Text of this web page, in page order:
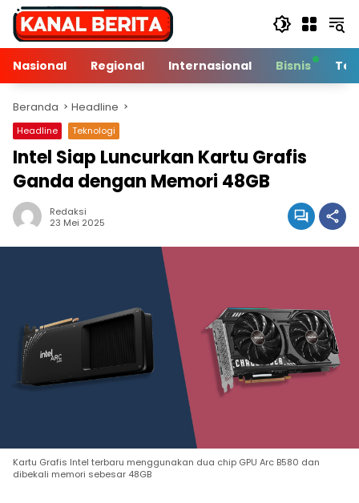
Langsung
konten
Nasional
Regional Internasional Bisnis
Beranda Headline
Headline Teknologi
Intel Siap Luncurkan Kartu Grafis
Ganda dengan Memori 48GB
Redaksi
23 Mei 2025
Kartu Grafis Intel terbaru menggunakan dua chip GPU Arc B580 dan
dibekali memori sebesar 48GB